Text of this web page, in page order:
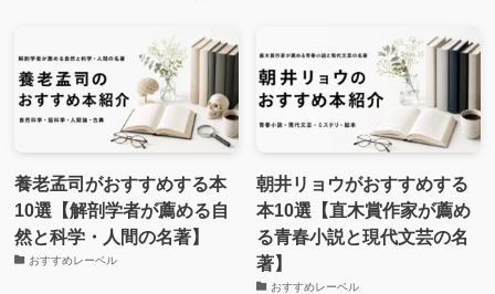
養老孟司がおすすめする本
10選【解剖学者が薦める自
然と科学・人間の名著】
おすすめレーベル
朝井リョウがおすすめする
本10選【直木賞作家が薦め
る青春小説と現代文芸の名
著】
おすすめレーベル